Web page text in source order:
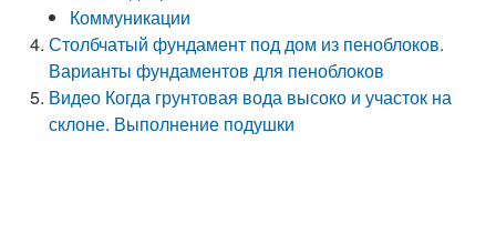
Коммуникации
Столбчатый фундамент под дом из пеноблоков.
Варианты фундаментов для пеноблоков
Видео Когда грунтовая вода высоко и участок на
склоне. Выполнение подушки